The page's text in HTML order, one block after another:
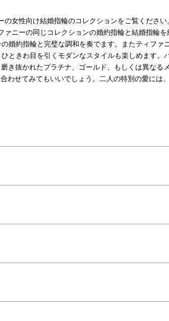
女性向け結婚指輪のコレクションをご覧ください
ニーの同じコレクションの婚約指輪と結婚指輪
婚約指輪と完璧な調和を奏でます。またティファ
ときわ目を引くモダンなスタイルも楽しめます。
き抜かれたプラチナ、ゴールド、もしくは異なる
わせてみてもいいでしょう。二人の特別の愛には